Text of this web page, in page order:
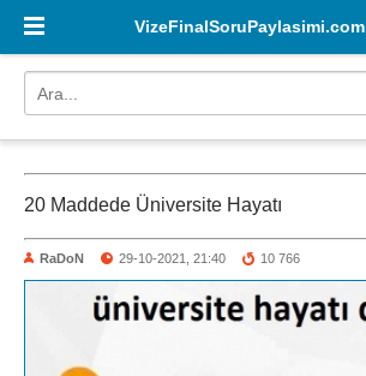
VizeFinalSoruPaylasimi.com
20 Maddede Üniversite Hayatı
RaDoN 29-10-2021, 21:40 10 766